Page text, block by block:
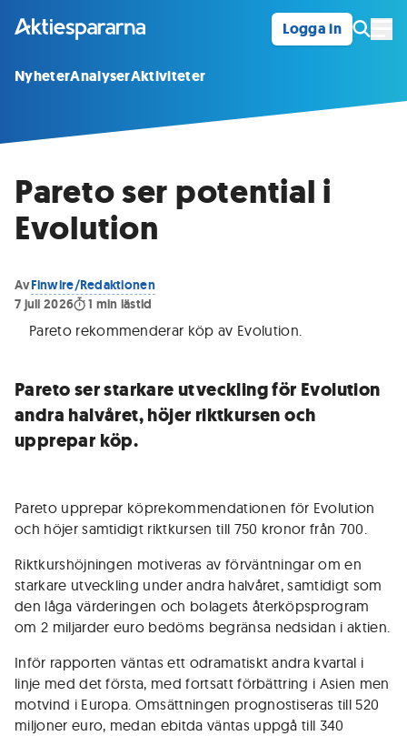
Logga in
NyheterAnalyserAktiviteter
Pareto ser potential i
Evolution
AvFinwire/Redaktionen
7 juli 2026
1 min lästid
Pareto rekommenderar köp av Evolution.
Pareto ser starkare utveckling för Evolution
andra halvåret, höjer riktkursen och
upprepar köp.
Pareto upprepar köprekommendationen för Evolution
och höjer samtidigt riktkursen till 750 kronor från 700.
Riktkurshöjningen motiveras av förväntningar om en
starkare utveckling under andra halvåret, samtidigt som
den låga värderingen och bolagets återköpsprogram
om 2 miljarder euro bedöms begränsa nedsidan i aktien.
Inför rapporten väntas ett odramatiskt andra kvartal i
linje med det första, med fortsatt förbättring i Asien men
motvind i Europa. Omsättningen prognostiseras till 520
miljoner euro, medan ebitda väntas uppgå till 340